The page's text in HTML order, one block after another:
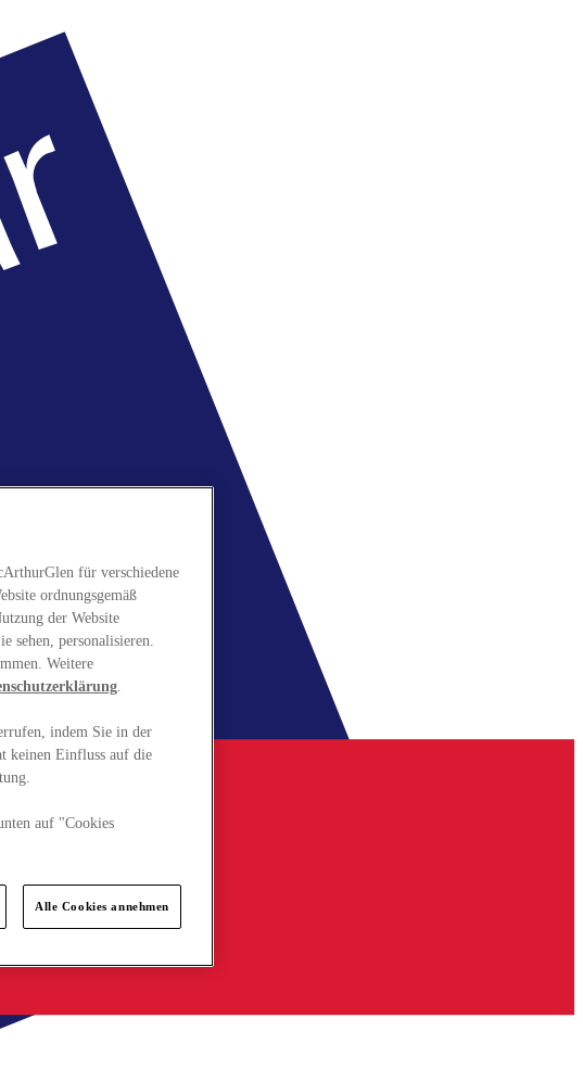
für verschiedene
ordnungsgemäß
der Website
sehen, personalisieren.
Weitere
.
indem Sie in der
keinen Einfluss auf die
auf "Cookies
Alle Cookies annehmen